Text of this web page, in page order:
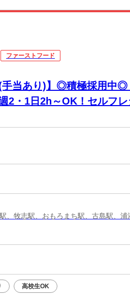
ファーストフード
(手当あり)】◎積極採用中◎
2・1日2h～OK！セルフレ
、牧志駅、おもろまち駅、古島駅、浦
高校生OK